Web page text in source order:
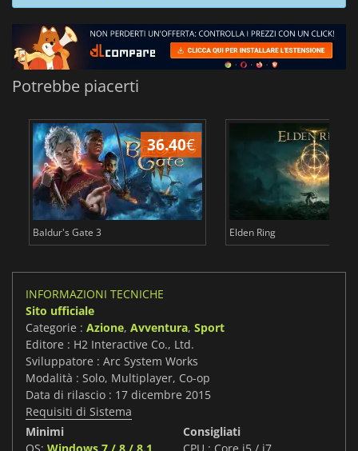
Potrebbe piacerti
36.40€
Baldur's Gate 3 Elden Ring
INFORMAZIONI TECNICHE
Sito ufficiale
Categorie : Azione, Avventura, Sport
Editore : H2 Interactive Co., Ltd.
Sviluppatore : Arc System Works
Modalità : Solo, Multiplayer, Co-op
Data di rilascio : 17 dicembre 2015
Requisiti di Sistema
Minimi
Consigliati